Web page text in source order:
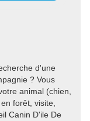
d'une
? Vous
animal (chien,
forêt, visite,
Canin D'ile De